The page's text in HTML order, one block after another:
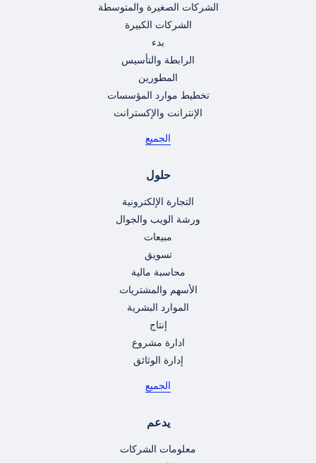
الشركات الصغيرة والمتوسطة
الشركات الكبيرة
بدء
الرابطة والتأسيس
المطورين
تخطيط موارد المؤسسات
الإنترانت والإكسترانت
الجميع
حلول
التجارة الإلكترونية
ورشة الويب والجوال
مبيعات
تسويق
محاسبة مالية
الأسهم والمشتريات
الموارد البشرية
إنتاج
ادارة مشروع
إدارة الوثائق
الجميع
يدعم
معلومات الشركات